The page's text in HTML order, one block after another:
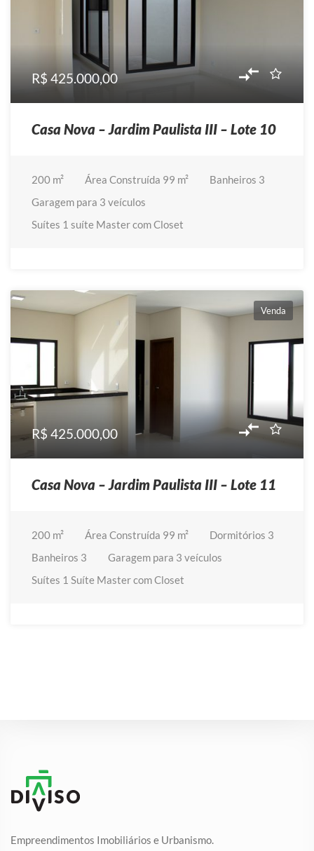
R$ 425.000,00
Casa Nova – Jardim Paulista III – Lote 10
200 m² Área Construída 99 m² Banheiros 3
Garagem para 3 veículos
Suítes 1 suíte Master com Closet
Venda
R$ 425.000,00
Casa Nova – Jardim Paulista III – Lote 11
200 m² Área Construída 99 m² Dormitórios 3
Banheiros 3 Garagem para 3 veículos
Suítes 1 Suíte Master com Closet
Empreendimentos Imobiliários e Urbanismo.